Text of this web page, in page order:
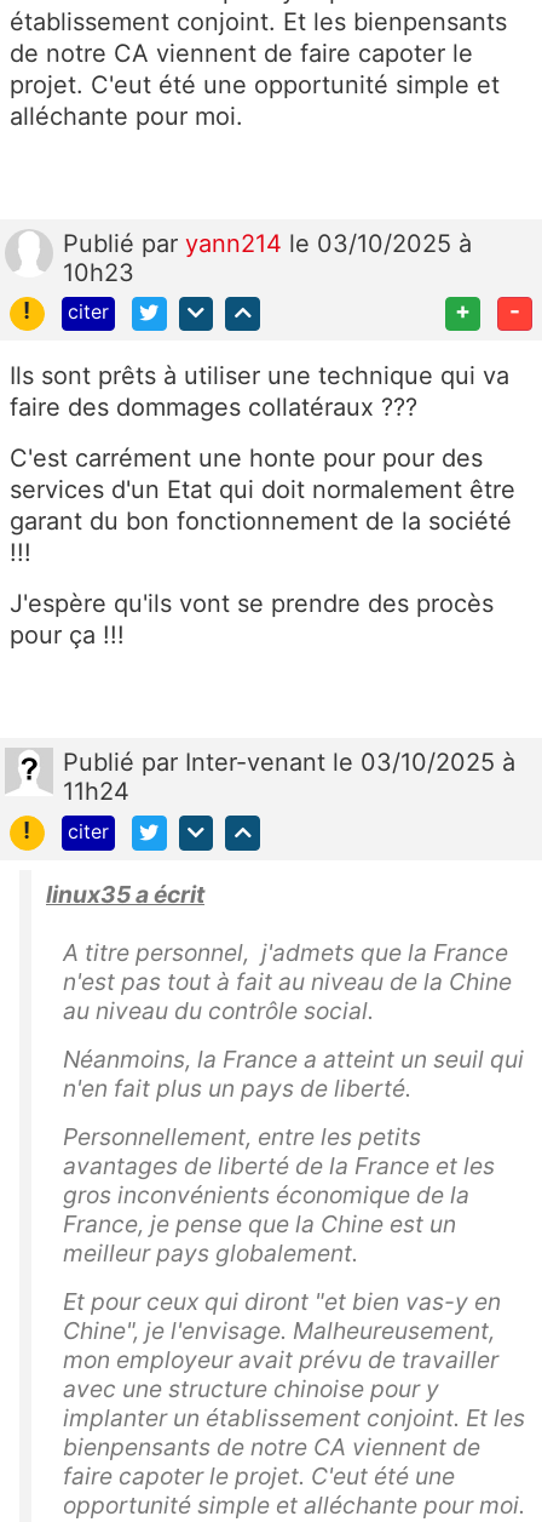
établissement conjoint. Et les bienpensants
de notre CA viennent de faire capoter le
projet. C'eut été une opportunité simple et
alléchante pour moi.
Publié par yann214 le 03/10/2025 à
10h23
!
citer + -
Ils sont prêts à utiliser une technique qui va
faire des dommages collatéraux ???
C'est carrément une honte pour pour des
services d'un Etat qui doit normalement être
garant du bon fonctionnement de la société
!!!
J'espère qu'ils vont se prendre des procès
pour ça !!!
Publié par Inter-venant le 03/10/2025 à
11h24
!
citer
linux35 a écrit
A titre personnel, j'admets que la France
n'est pas tout à fait au niveau de la Chine
au niveau du contrôle social.
Néanmoins, la France a atteint un seuil qui
n'en fait plus un pays de liberté.
Personnellement, entre les petits
avantages de liberté de la France et les
gros inconvénients économique de la
France, je pense que la Chine est un
meilleur pays globalement.
Et pour ceux qui diront "et bien vas-y en
Chine", je l'envisage. Malheureusement,
mon employeur avait prévu de travailler
avec une structure chinoise pour y
implanter un établissement conjoint. Et les
bienpensants de notre CA viennent de
faire capoter le projet. C'eut été une
opportunité simple et alléchante pour moi.